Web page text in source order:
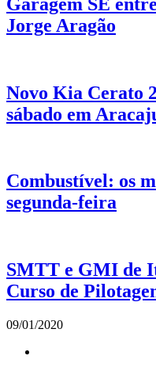
Jorge Aragão
Novo Kia Cerato
sábado em
Combustível: os
segunda-feira
SMTT e GMI de
Curso de
09/01/2020